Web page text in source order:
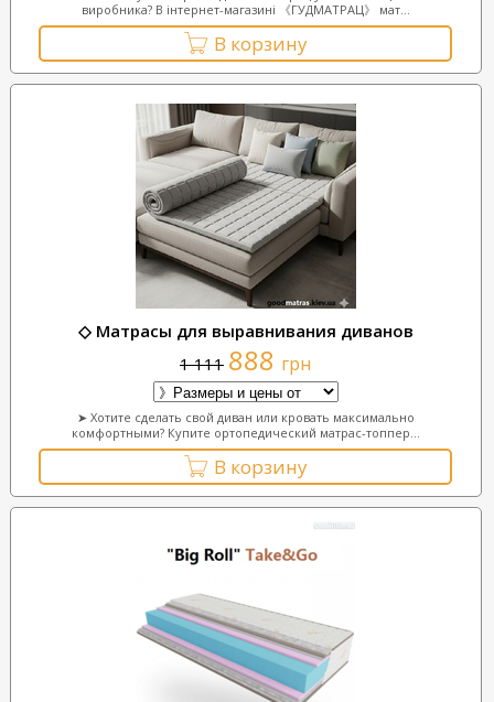
виробника? В інтернет-магазині 《ГУДМАТРАЦ》 мат...
В корзину
◇ Матрасы для выравнивания диванов
1 111 888 грн
➤ Хотите сделать свой диван или кровать максимально
комфортными? Купите ортопедический матрас-топпер...
В корзину